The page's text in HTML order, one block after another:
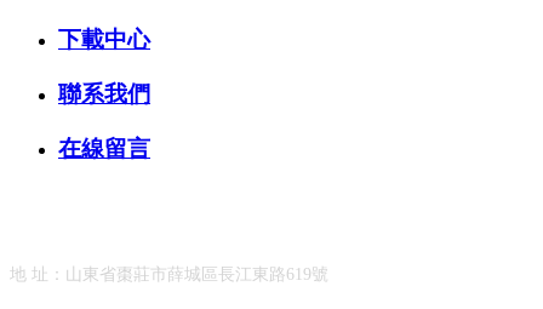
下載中心
聯系我們
在線留言
地 址：山東省棗莊市薛城區長江東路619號